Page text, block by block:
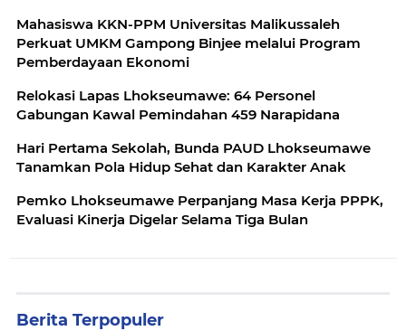
Mahasiswa KKN-PPM Universitas Malikussaleh
Perkuat UMKM Gampong Binjee melalui Program
Pemberdayaan Ekonomi
Relokasi Lapas Lhokseumawe: 64 Personel
Gabungan Kawal Pemindahan 459 Narapidana
Hari Pertama Sekolah, Bunda PAUD Lhokseumawe
Tanamkan Pola Hidup Sehat dan Karakter Anak
Pemko Lhokseumawe Perpanjang Masa Kerja PPPK,
Evaluasi Kinerja Digelar Selama Tiga Bulan
Berita Terpopuler